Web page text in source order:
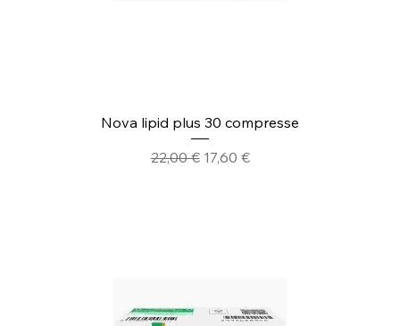
Nova lipid plus 30 compresse
Prezzo regolare
22,00 € Prezzo scontato
17,60 €